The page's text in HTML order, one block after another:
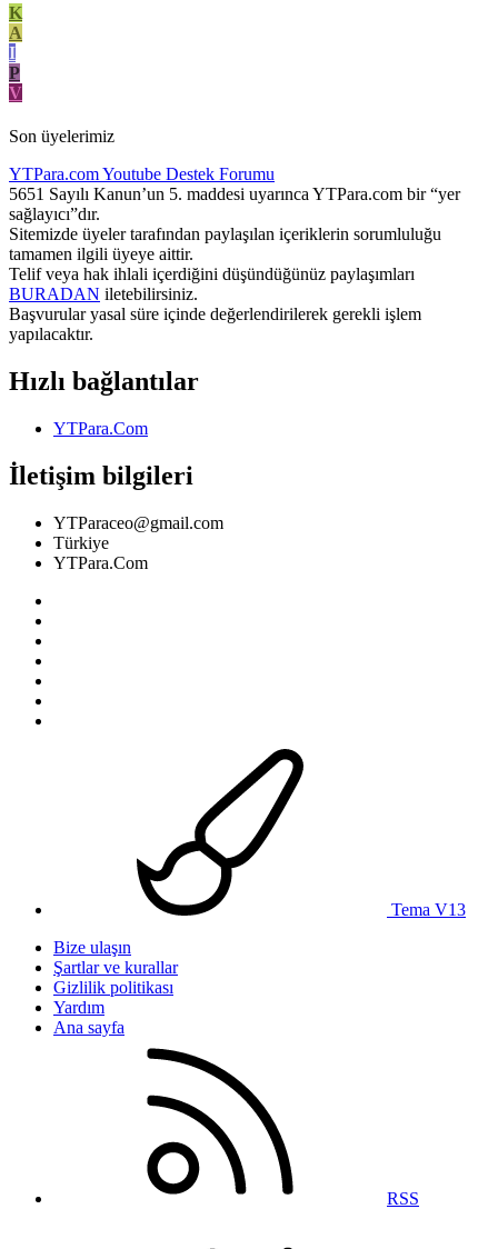
K
A
I
P
V
Son üyelerimiz
YTPara.comYoutube Destek Forumu
5651 Sayılı Kanun’un 5. maddesi uyarınca YTPara.com bir “yer
sağlayıcı”dır.
Sitemizde üyeler tarafından paylaşılan içeriklerin sorumluluğu
tamamen ilgili üyeye aittir.
Telif veya hak ihlali içerdiğini düşündüğünüz paylaşımları
BURADAN iletebilirsiniz.
Başvurular yasal süre içinde değerlendirilerek gerekli işlem
yapılacaktır.
Hızlı bağlantılar
YTPara.Com
İletişim bilgileri
YTParaceo@gmail.com
Türkiye
YTPara.Com
Tema V13
Bize ulaşın
Şartlar ve kurallar
Gizlilik politikası
Yardım
Ana sayfa
RSS